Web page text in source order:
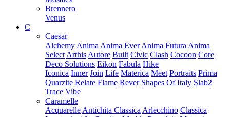
Brennero
Venus
C
Caesar
Alchemy Anima Anima Ever Anima Futura Anima
Select Arthis Autore Built Civic Clash Cocoon Core
Deco Solutions Eikon Fabula Hike
Iconica Inner Join Life Materica Meet Portraits Prima
Quarzite Relate Flame Rever Shapes Of Italy Slab2
Trace Vibe
Caramelle
Acquarelle Antichita Classica Arlecchino Classica